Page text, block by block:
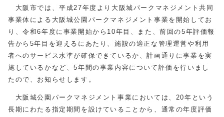
大阪市では、平成27年度より大阪城パークマネジメント共同
事業体による大阪城公園パークマネジメント事業を開始してお
り、令和6年度に事業開始から10年目、また、前回の5年評価報
告から5年目を迎えるにあたり、施設の適正な管理運営や利用
者へのサービス水準が確保できているか、計画通りに事業を実
施しているかなど、5年間の事業内容について評価を行いまし
たので、お知らせします。
大阪城公園パークマネジメント事業においては、20年という
長期にわたる指定期間を設けていることから、通常の年度評価